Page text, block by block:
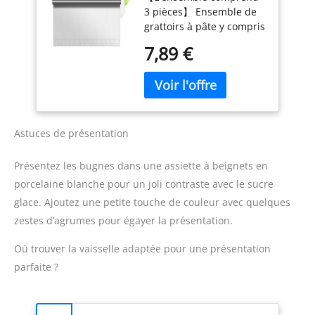
produit dans notre
réseau de 6 200 centres
de réparation dans le
monde entier pour qu'il
dure plus longtemps.
à Patisserie avec de
Mesure,Grattoir
Pâte en Plastique
Peut être Utilisé
pour Couper la Pâte
Et Couper Les
Légumes
3 pièces】 Ensemble de
grattoirs à pâte y compris
et 1 acier inoxydable. La
taille du grattoir en
plastique est de 13.5 x
9.1 (cm) et la taille du
couteau en acier
fiables】Le grattoir à pâte
en métal est en acier
inoxydable 304 et le
grattoir à pâte en
plastique est en
alimentaire.Ils sont sûrs,
coupe-pâte à l'eau.
7,89 €
Astuces de présentation
Présentez les bugnes dans une assiette à beignets en
porcelaine blanche pour un joli contraste avec le sucre
glace. Ajoutez une petite touche de couleur avec quelques
zestes d’agrumes pour égayer la présentation.
Où trouver la vaisselle adaptée pour une présentation
parfaite ?